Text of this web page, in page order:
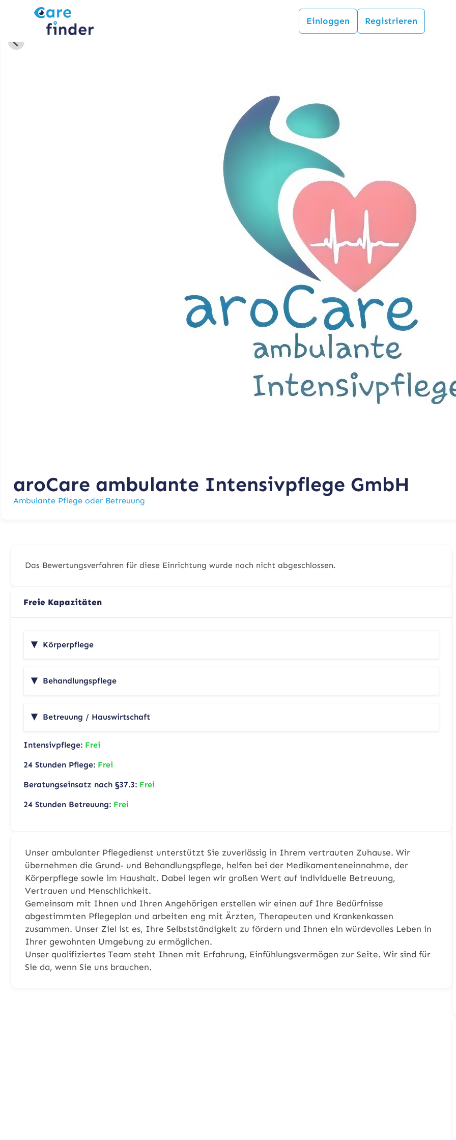
Einloggen Registrieren
aroCare ambulante Intensivpflege GmbH
Ambulante Pflege oder Betreuung
Das Bewertungsverfahren für diese Einrichtung wurde noch nicht abgeschlossen.
Freie Kapazitäten
Körperpflege
Behandlungspflege
Betreuung / Hauswirtschaft
Intensivpflege: Frei
24 Stunden Pflege: Frei
Beratungseinsatz nach §37.3: Frei
24 Stunden Betreuung: Frei
Unser ambulanter Pflegedienst unterstützt Sie zuverlässig in Ihrem vertrauten Zuhause. Wir
übernehmen die Grund- und Behandlungspflege, helfen bei der Medikamenteneinnahme, der
Körperpflege sowie im Haushalt. Dabei legen wir großen Wert auf individuelle Betreuung,
Vertrauen und Menschlichkeit.
Gemeinsam mit Ihnen und Ihren Angehörigen erstellen wir einen auf Ihre Bedürfnisse
abgestimmten Pflegeplan und arbeiten eng mit Ärzten, Therapeuten und Krankenkassen
zusammen. Unser Ziel ist es, Ihre Selbstständigkeit zu fördern und Ihnen ein würdevolles Leben in
Ihrer gewohnten Umgebung zu ermöglichen.
Unser qualifiziertes Team steht Ihnen mit Erfahrung, Einfühlungsvermögen zur Seite. Wir sind für
Sie da, wenn Sie uns brauchen.